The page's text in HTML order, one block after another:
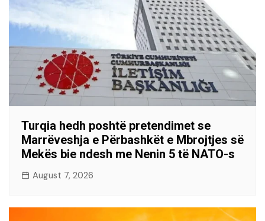
Turqia hedh poshtë pretendimet se
Marrëveshja e Përbashkët e Mbrojtjes së
Mekës bie ndesh me Nenin 5 të NATO-s
August 7, 2026